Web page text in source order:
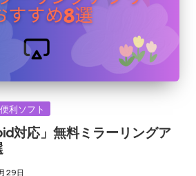
便利ソフト
対応」無料ミラーリングア
29日